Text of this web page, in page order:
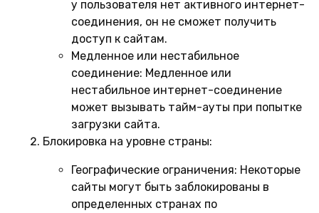
у пользователя нет активного интернет-
соединения, он не сможет получить
доступ к сайтам.
Медленное или нестабильное
соединение: Медленное или
нестабильное интернет-соединение
может вызывать тайм-ауты при попытке
загрузки сайта.
Блокировка на уровне страны:
Географические ограничения: Некоторые
сайты могут быть заблокированы в
определенных странах по